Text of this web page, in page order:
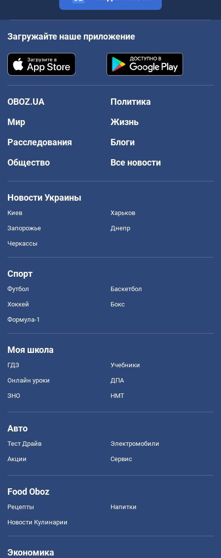
Загружайте наше приложение
OBOZ.UA
Политика
Мир
Жизнь
Расследования
Блоги
Общество
Все новости
Новости Украины
Киев Харьков
Запорожье Днепр
Черкассы
Спорт
Футбол Баскетбол
Хоккей Бокс
Формула-1
Моя школа
ГДЗ Учебники
Онлайн уроки ДПА
ЗНО НМТ
Авто
Тест Драйв Электромобили
Акции Сервис
Food Oboz
Рецепты Напитки
Новости Кулинарии
Экономика